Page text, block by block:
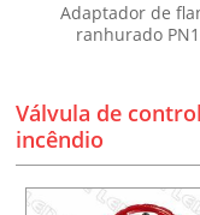
Adaptador de
ranhurado
Válvula de
incêndio